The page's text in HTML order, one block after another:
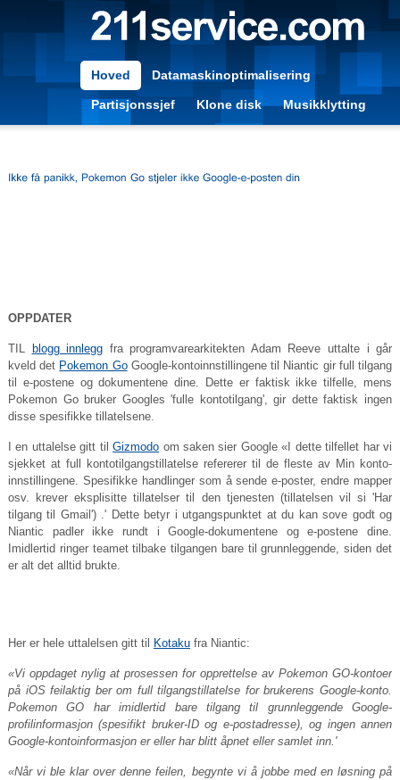
Hoved Datamaskinoptimalisering
Partisjonssjef Klone disk Musikklytting
OPPDATER
TIL blogg innlegg fra programvarearkitekten Adam Reeve uttalte i går
kveld det Pokemon GoGoogle-kontoinnstillingene til Niantic gir full tilgang
til e-postene og dokumentene dine. Dette er faktisk ikke tilfelle, mens
Pokemon Go bruker Googles 'fulle kontotilgang', gir dette faktisk ingen
disse spesifikke tillatelsene.
I en uttalelse gitt tilGizmodo om saken sier Google «I dette tilfellet har vi
sjekket at full kontotilgangstillatelse refererer til de fleste av Min konto-
innstillingene. Spesifikke handlinger som å sende e-poster, endre mapper
osv. krever eksplisitte tillatelser til den tjenesten (tillatelsen vil si 'Har
tilgang til Gmail') .' Dette betyr i utgangspunktet at du kan sove godt og
Niantic padler ikke rundt i Google-dokumentene og e-postene dine.
Imidlertid ringer teamet tilbake tilgangen bare til grunnleggende, siden det
er alt det alltid brukte.
Her er hele uttalelsen gitt til Kotakufra Niantic:
«Vi oppdaget nylig at prosessen for opprettelse av Pokemon GO-kontoer
på iOS feilaktig ber om full tilgangstillatelse for brukerens Google-konto.
Pokemon GO har imidlertid bare tilgang til grunnleggende Google-
profilinformasjon (spesifikt bruker-ID og e-postadresse), og ingen annen
Google-kontoinformasjon er eller har blitt åpnet eller samlet inn.'
«Når vi ble klar over denne feilen, begynte vi å jobbe med en løsning på